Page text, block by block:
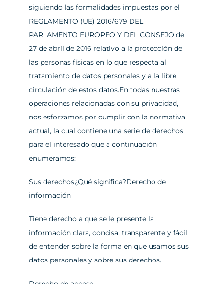
siguiendo las formalidades impuestas por el
REGLAMENTO (UE) 2016/679 DEL
PARLAMENTO EUROPEO Y DEL CONSEJO de
27 de abril de 2016 relativo a la protección de
las personas físicas en lo que respecta al
tratamiento de datos personales y a la libre
circulación de estos datos.En todas nuestras
operaciones relacionadas con su privacidad,
nos esforzamos por cumplir con la normativa
actual, la cual contiene una serie de derechos
para el interesado que a continuación
enumeramos:
Sus derechos¿Qué significa?Derecho de
información
Tiene derecho a que se le presente la
información clara, concisa, transparente y fácil
de entender sobre la forma en que usamos sus
datos personales y sobre sus derechos.